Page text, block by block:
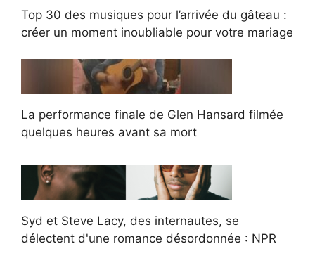
Top 30 des musiques pour l’arrivée du gâteau :
créer un moment inoubliable pour votre mariage
La performance finale de Glen Hansard filmée
quelques heures avant sa mort
Syd et Steve Lacy, des internautes, se
délectent d'une romance désordonnée : NPR